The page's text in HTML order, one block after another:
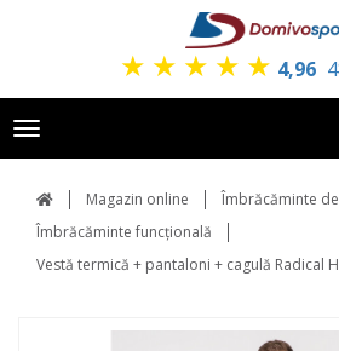
★ ★ ★ ★ ★ 4,96
Toggle
navigation
Magazin online
Îmbrăcăminte
Îmbrăcăminte funcțională
Vestă termică + pantaloni + cagulă Radical